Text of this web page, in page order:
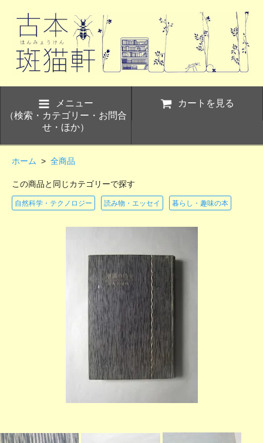
メニュー
（検索・カテゴリー・お問合
せ・ほか）
カートを見る
ホーム > 全商品
この商品と同じカテゴリーで探す
自然科学・テクノロジー 読み物・エッセイ 暮らし・趣味の本